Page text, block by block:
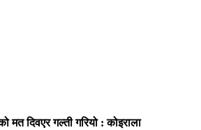
मत दिवएर गल्ती गरियो : कोइराला